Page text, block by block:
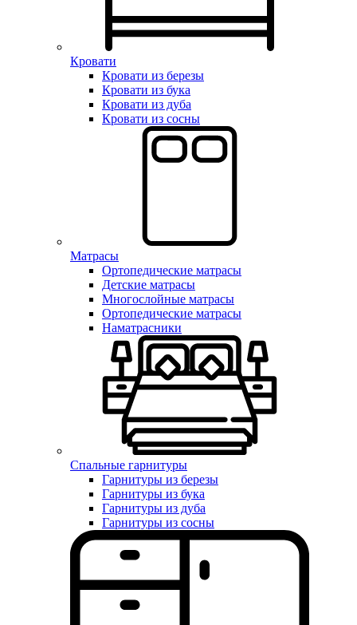
Кровати
Кровати из березы
Кровати из бука
Кровати из дуба
Кровати из сосны
Матрасы
Ортопедические матрасы
Детские матрасы
Многослойные матрасы
Ортопедические матрасы
Наматрасники
Спальные гарнитуры
Гарнитуры из березы
Гарнитуры из бука
Гарнитуры из дуба
Гарнитуры из сосны